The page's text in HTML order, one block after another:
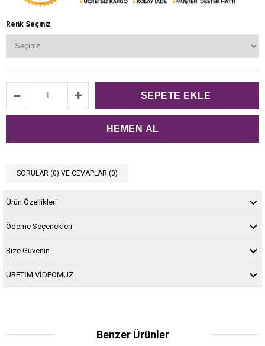
Renk Seçiniz
SORULAR (0) VE CEVAPLAR (0)
Ürün Özellikleri
Ödeme Seçenekleri
Bize Güvenin
ÜRETİM VİDEOMUZ
Benzer Ürünler